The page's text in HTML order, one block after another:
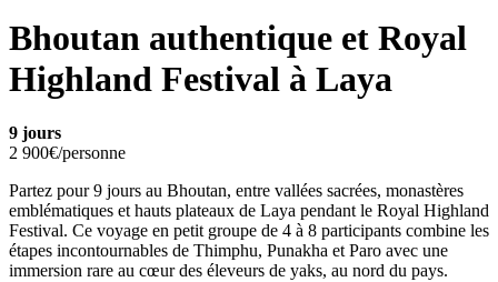
Bhoutan authentique et Royal
Highland Festival à Laya
9 jours
2 900€/personne
Partez pour 9 jours au Bhoutan, entre vallées sacrées, monastères
emblématiques et hauts plateaux de Laya pendant le Royal Highland
Festival. Ce voyage en petit groupe de 4 à 8 participants combine les
étapes incontournables de Thimphu, Punakha et Paro avec une
immersion rare au cœur des éleveurs de yaks, au nord du pays.